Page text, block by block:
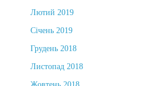
Лютий 2019
Січень 2019
Грудень 2018
Листопад 2018
Жовтень 2018